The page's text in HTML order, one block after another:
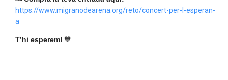
La Penya Runners Espanyol fa una donació
solidària a l´ADC
https://www.migranodearena.org/reto/concert-per-l-esperan-
a
T’hi esperem! 💙